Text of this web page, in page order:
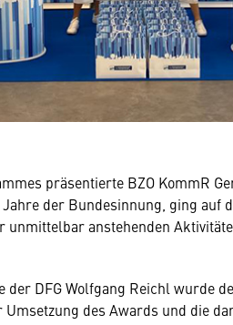
präsentierte BZO KommR
Jahre der Bundesinnung, ging
unmittelbar anstehenden
der DFG Wolfgang Reichl wurde
des Awards und die